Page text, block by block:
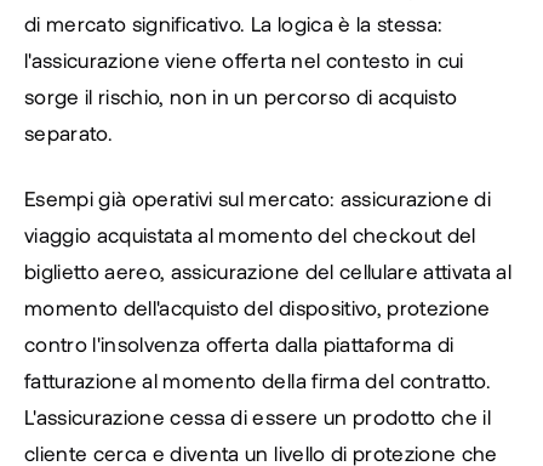
di mercato significativo. La logica è la stessa:
l'assicurazione viene offerta nel contesto in cui
sorge il rischio, non in un percorso di acquisto
separato.
Esempi già operativi sul mercato: assicurazione di
viaggio acquistata al momento del checkout del
biglietto aereo, assicurazione del cellulare attivata al
momento dell'acquisto del dispositivo, protezione
contro l'insolvenza offerta dalla piattaforma di
fatturazione al momento della firma del contratto.
L'assicurazione cessa di essere un prodotto che il
cliente cerca e diventa un livello di protezione che